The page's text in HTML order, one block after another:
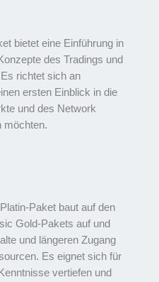
bietet eine Einführung in
des Tradings und
richtet sich an
ersten Einblick in die
und des Network
möchten.
Paket baut auf den
Gold-Pakets auf und
und längeren Zugang
Es eignet sich für
vertiefen und